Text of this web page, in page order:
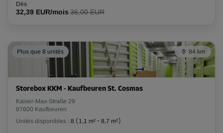
Dès
32,39 EUR/mois 36,00 EUR
Plus que 8 unités 84 km
Storebox KKM - Kaufbeuren St. Cosmas
Kaiser-Max-Straße 29
87600 Kaufbeuren
Unités disponibles : 8 ( 1,1 m² - 8,7 m²)